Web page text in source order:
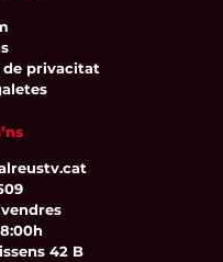
privacitat
42 B